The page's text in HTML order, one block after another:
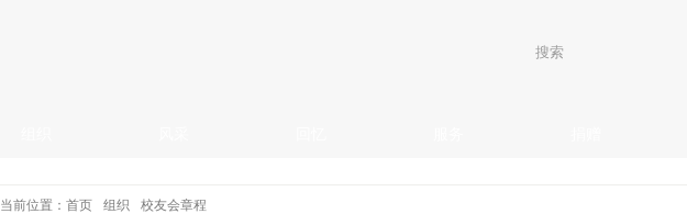
当前位置： 首页 组织 校友会章程